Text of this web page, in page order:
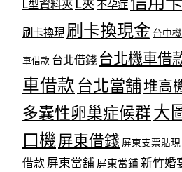
L型資料夾 L夾 不孕症
刷卡換現 刷卡換現金 台中
車借款 台北借錢 台北機車借
車借款 台北當舖堆高
多囊性卵巢症候群大
口機 屏東借錢 屏東支票貼現
借款 屏東當舖 屏東當鋪 新竹婚